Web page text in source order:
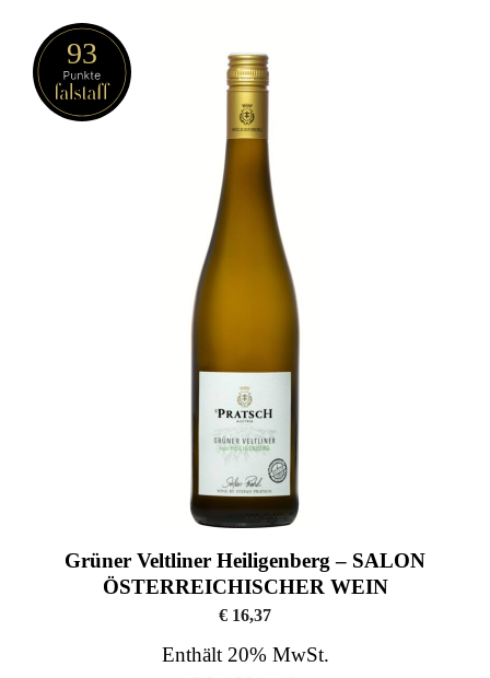
93
Grüner Veltliner Heiligenberg – SALON
ÖSTERREICHISCHER WEIN
€ 16,37
Enthält 20% MwSt.